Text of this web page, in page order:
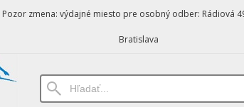
Pozor zmena: výdajné miesto pre osobný odber: Rádiová
Bratislava